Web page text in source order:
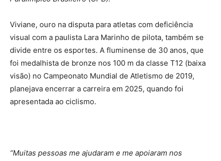
Viviane, ouro na disputa para atletas com deficiência
visual com a paulista Lara Marinho de pilota, também se
divide entre os esportes. A fluminense de 30 anos, que
foi medalhista de bronze nos 100 m da classe T12 (baixa
visão) no Campeonato Mundial de Atletismo de 2019,
planejava encerrar a carreira em 2025, quando foi
apresentada ao ciclismo.
“Muitas pessoas me ajudaram e me apoiaram nos